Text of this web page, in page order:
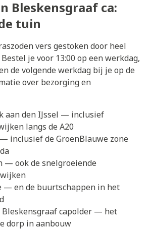
Bleskensgraaf ca:
tuin
vers gestoken door heel
je voor 13:00 op een werkdag,
de volgende werkdag bij je op de
over bezorging en
aan den IJssel — inclusief
langs de A20
— inclusief de GroenBlauwe zone
— ook de snelgroeiende
— en de buurtschappen in het
Bleskensgraaf capolder — het
dorp in aanbouw